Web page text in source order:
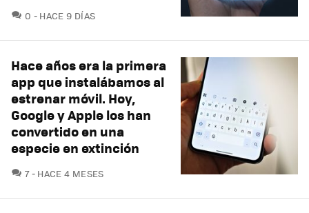
0 COMENTARIOS
HACE 9 DÍAS
Hace años era la primera
app que instalábamos al
estrenar móvil. Hoy,
Google y Apple los han
convertido en una
especie en extinción
7COMENTARIOS
HACE 4 MESES